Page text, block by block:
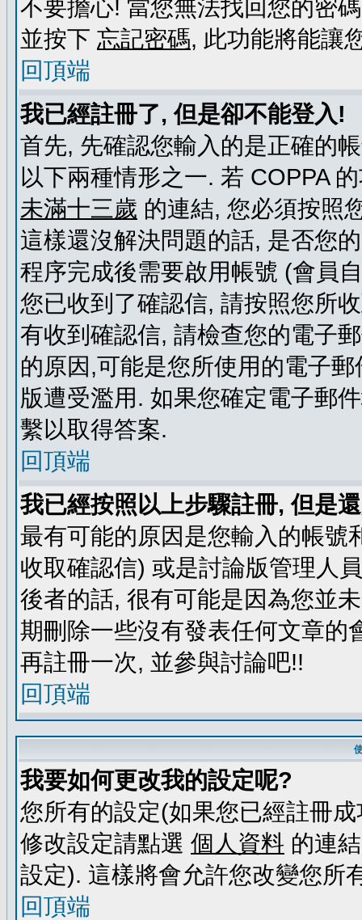
不要擔心! 當您無法找回您的密
並按下 忘記密碼, 此功能將能讓
回頂端
我已經註冊了, 但是卻不能登入!
首先, 先確認您輸入的是正確的
以下兩種情形之一. 若 COPPA
未滿十三歲 的連結, 您必須按照
這樣還沒解決問題的話, 是否您
程序完成後需要啟用帳號 (會員
您已收到了確認信, 請按照您所
有收到確認信, 請檢查您的電子
的原因,可能是您所使用的電子
版遭受濫用. 如果您確定電子郵
繫以取得答案.
回頂端
我已經按照以上步驟註冊, 但是
最有可能的原因是您輸入的帳號
收取確認信) 或是討論版管理人
後者的話, 很有可能是因為您並
期刪除一些沒有發表任何文章的
再註冊一次, 並參與討論吧!!
回頂端
我要如何更改我的設定呢?
您所有的設定(如果您已經註冊
修改設定請點選 個人資料 的連
設定). 這樣將會允許您改變您所
回頂端